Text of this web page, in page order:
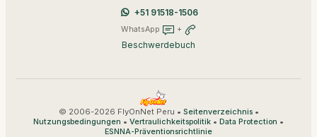
+51 91518-1506
WhatsApp +
Beschwerdebuch
© 2006-2026 FlyOnNet Peru • Seitenverzeichnis•
Nutzungsbedingungen • Vertraulichkeitspolitik • Data Protection •
ESNNA-Präventionsrichtlinie